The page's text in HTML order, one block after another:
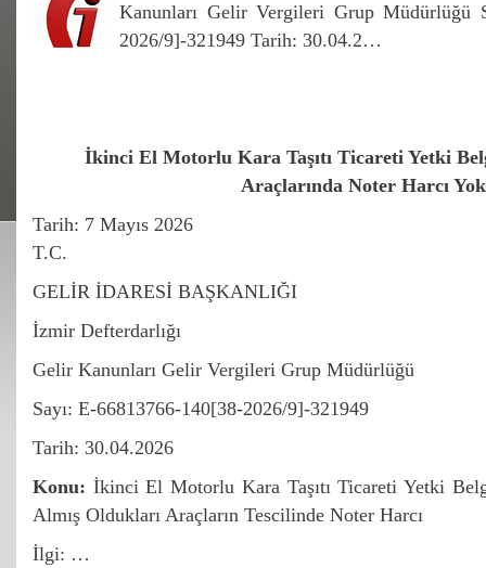
Kanunları Gelir Vergileri Grup Müdürlüğü
2026/9]-321949 Tarih: 30.04.2…
İkinci El Motorlu Kara Taşıtı Ticareti Yetki
Araçlarında Noter Harcı Yok
Tarih: 7 Mayıs 2026
T.C.
GELİR İDARESİ BAŞKANLIĞI
İzmir Defterdarlığı
Gelir Kanunları Gelir Vergileri Grup Müdürlüğü
Sayı: E-66813766-140[38-2026/9]-321949
Tarih: 30.04.2026
Konu: İkinci El Motorlu Kara Taşıtı Ticareti Yetki
Almış Oldukları Araçların Tescilinde Noter Harcı
İlgi: …